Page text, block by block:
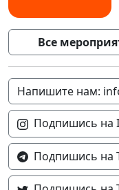
Все
Напишите нам:
Подпишись на
Подпишись на